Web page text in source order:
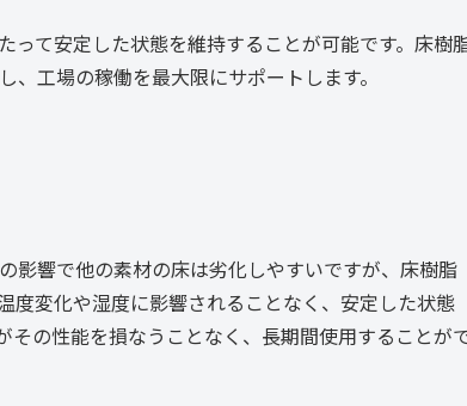
って安定した状態を維持することが可能です。床樹
工場の稼働を最大限にサポートします。
影響で他の素材の床は劣化しやすいですが、床樹脂
度変化や湿度に影響されることなく、安定した状態
その性能を損なうことなく、長期間使用することが